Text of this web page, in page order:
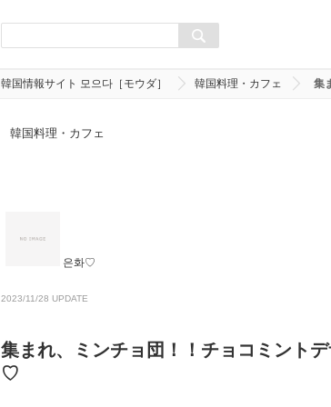
韓国情報サイト 모으다［モウダ］ 韓国料理・カフェ 集
韓国料理・カフェ
은화♡
2023/11/28 UPDATE
集まれ、ミンチョ団！！チョコミント
♡